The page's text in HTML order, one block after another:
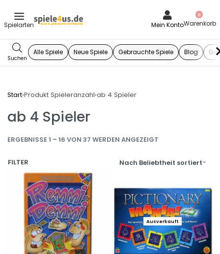
Mein Konto
0
Alle Spiele Neue Spiele Gebrauchte Spiele Blog
Start›Produkt Spieleranzahl›ab 4 Spieler
ab 4 Spieler
ERGEBNISSE 1 – 16 VON 37 WERDEN ANGEZEIGT
Nach Beliebtheit sortiert
FILTER
-17%
Ausverkauft